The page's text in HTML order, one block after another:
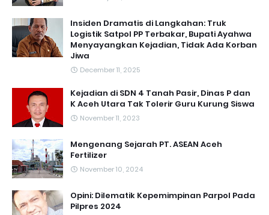
Insiden Dramatis di Langkahan: Truk
Logistik Satpol PP Terbakar, Bupati Ayahwa
Menyayangkan Kejadian, Tidak Ada Korban
Jiwa
December 11, 2025
Kejadian di SDN 4 Tanah Pasir, Dinas P dan
K Aceh Utara Tak Tolerir Guru Kurung Siswa
November 11, 2023
Mengenang Sejarah PT. ASEAN Aceh
Fertilizer
November 10, 2024
Opini: Dilematik Kepemimpinan Parpol Pada
Pilpres 2024